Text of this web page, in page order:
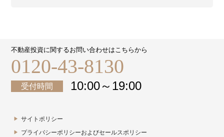
不動産投資に関するお問い合わせはこちらから
0120-43-8130
受付時間 10:00～19:00
サイトポリシー
プライバシーポリシーおよびセールスポリシー